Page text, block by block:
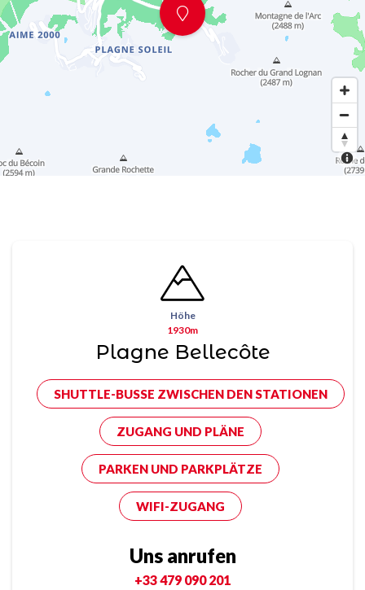
Höhe
1930m
Plagne Bellecôte
SHUTTLE-BUSSE ZWISCHEN DEN STATIONEN
ZUGANG UND PLÄNE
PARKEN UND PARKPLÄTZE
WIFI-ZUGANG
Uns anrufen
+33 479 090 201